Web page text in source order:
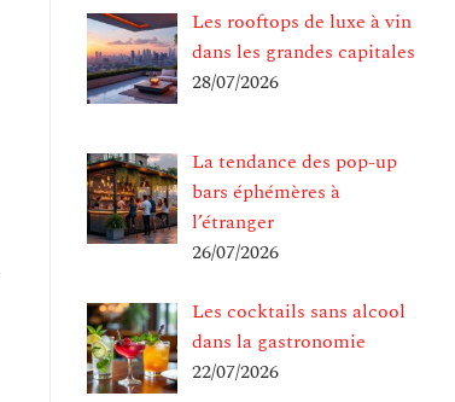
Les rooftops de luxe à vin
dans les grandes capitales
28/07/2026
La tendance des pop-up
bars éphémères à
l’étranger
26/07/2026
Les cocktails sans alcool
dans la gastronomie
22/07/2026